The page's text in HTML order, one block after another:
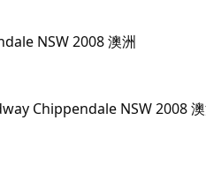
NSW 2008 澳洲